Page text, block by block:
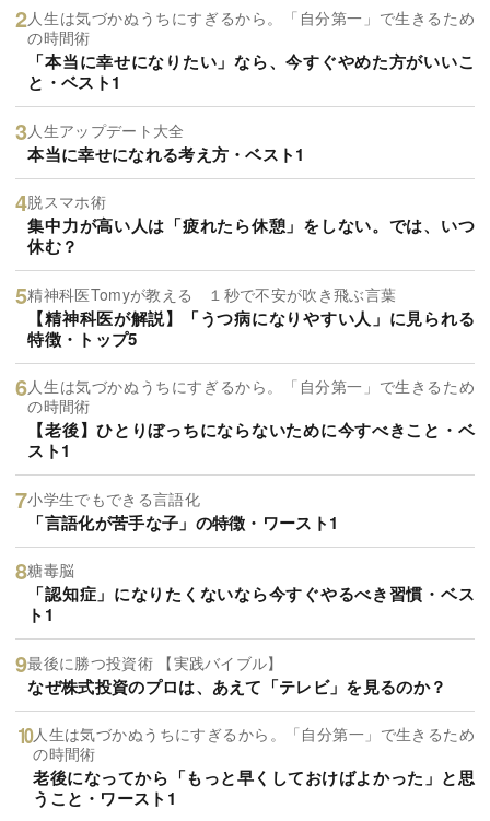
人生は気づかぬうちにすぎるから。「自分第一」で生きるため
の時間術
「本当に幸せになりたい」なら、今すぐやめた方がいいこ
と・ベスト1
人生アップデート大全
本当に幸せになれる考え方・ベスト1
脱スマホ術
集中力が高い人は「疲れたら休憩」をしない。では、いつ
休む？
精神科医Tomyが教える １秒で不安が吹き飛ぶ言葉
【精神科医が解説】「うつ病になりやすい人」に見られる
特徴・トップ5
人生は気づかぬうちにすぎるから。「自分第一」で生きるため
の時間術
【老後】ひとりぼっちにならないために今すべきこと・ベ
スト1
小学生でもできる言語化
「言語化が苦手な子」の特徴・ワースト1
糖毒脳
「認知症」になりたくないなら今すぐやるべき習慣・ベス
ト1
最後に勝つ投資術 【実践バイブル】
なぜ株式投資のプロは、あえて「テレビ」を見るのか？
人生は気づかぬうちにすぎるから。「自分第一」で生きるため
の時間術
老後になってから「もっと早くしておけばよかった」と思
うこと・ワースト1